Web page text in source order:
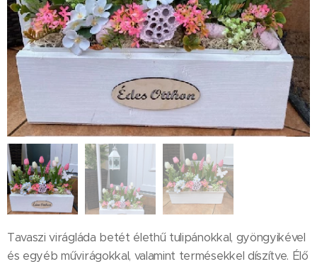
Tavaszi virágláda betét élethű tulipánokkal, gyöngyikével
és egyéb művirágokkal, valamint termésekkel díszítve. Élő